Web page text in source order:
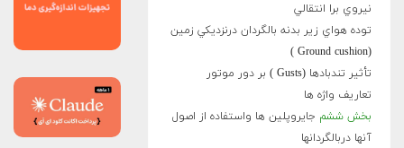
نيروي برا انتقالي
توده هواي زير بدنه بالگردان درنزديكي زمين
(Ground cushion )
تأثير تندبادها (Gusts ) بر دور موتور
تعاريف واژه ها
بخش ششم جايروپلين ها واستفاده از اصول
آنها دربالگردانها